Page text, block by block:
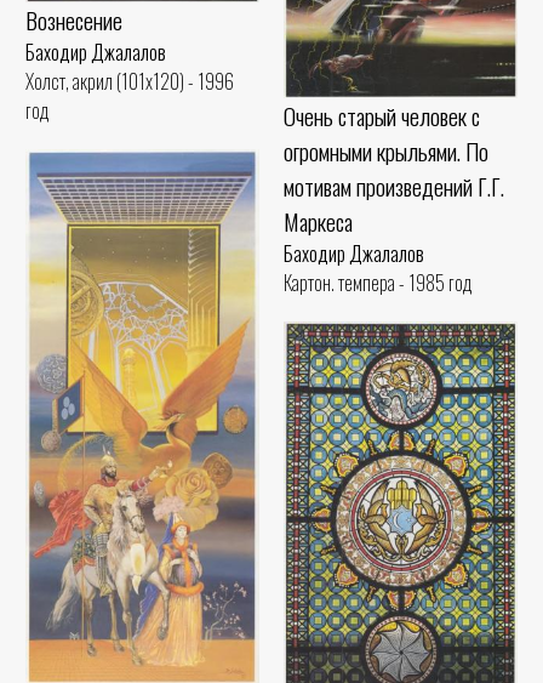
Вознесение
Баходир Джалалов
Холст, акрил (101x120) - 1996
год
Очень старый человек с
огромными крыльями. По
мотивам произведений Г.Г.
Маркеса
Баходир Джалалов
Картон. темпера - 1985 год